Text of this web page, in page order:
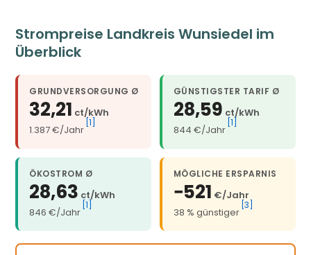
Strompreise Landkreis Wunsiedel im
Überblick
GRUNDVERSORGUNG Ø
32,21 ct/kWh
1.387 €/Jahr
[1]
GÜNSTIGSTER TARIF Ø
28,59 ct/kWh
844 €/Jahr
[1]
ÖKOSTROM Ø
28,63 ct/kWh
846 €/Jahr
[1]
MÖGLICHE ERSPARNIS
−521 €/Jahr
38 % günstiger
[3]